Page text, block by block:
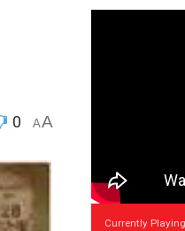
0 AA
Currently Playing